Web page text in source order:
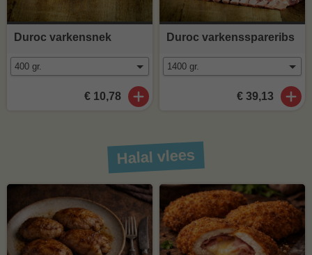
Duroc varkensnek
€ 10,78
Duroc varkensspareribs
€ 39,13
Halal vlees